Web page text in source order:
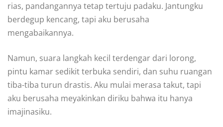
rias, pandangannya tetap tertuju padaku. Jantungku
berdegup kencang, tapi aku berusaha
mengabaikannya.
Namun, suara langkah kecil terdengar dari lorong,
pintu kamar sedikit terbuka sendiri, dan suhu ruangan
tiba-tiba turun drastis. Aku mulai merasa takut, tapi
aku berusaha meyakinkan diriku bahwa itu hanya
imajinasiku.